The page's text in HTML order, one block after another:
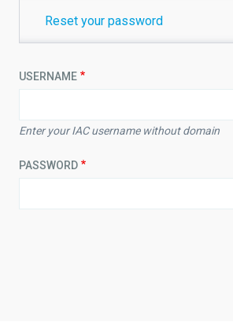
Reset your password
USERNAME
Enter your IAC username without domain
PASSWORD